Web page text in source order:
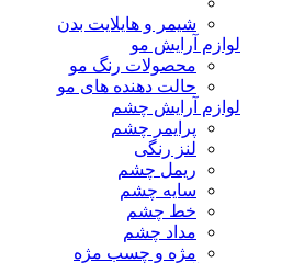
شیمر و هایلایت بدن
لوازم آرایش مو
محصولات رنگ مو
حالت دهنده های مو
لوازم آرایش چشم
پرایمر چشم
لنز رنگی
ریمل چشم
سایه چشم
خط چشم
مداد چشم
مژه و چسب مژه